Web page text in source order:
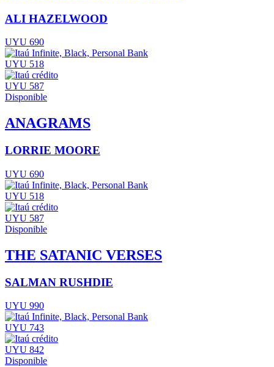
ALI HAZELWOOD
UYU 690
UYU 518
UYU 587
Disponible
ANAGRAMS
LORRIE MOORE
UYU 690
UYU 518
UYU 587
Disponible
THE SATANIC VERSES
SALMAN RUSHDIE
UYU 990
UYU 743
UYU 842
Disponible